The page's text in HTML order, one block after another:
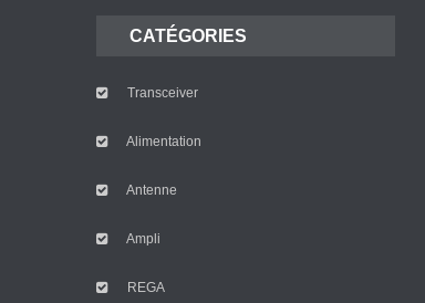
CATÉGORIES
Transceiver
Alimentation
Antenne
Ampli
REGA